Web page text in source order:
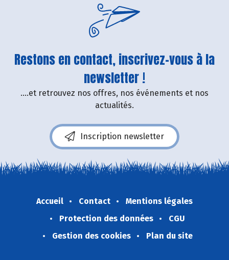
Restons en contact, inscrivez-vous à la
newsletter !
....et retrouvez nos offres, nos événements et nos
actualités.
Inscription newsletter
Accueil Contact
Mentions légales
Protection des données
CGU
Gestion des cookies
Plan du site